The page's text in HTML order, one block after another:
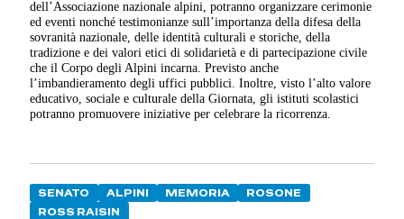
dell’Associazione nazionale alpini, potranno or­ganizzare cerimonie
ed eventi nonché testimonianze sull’importanza della difesa della
sovranità nazionale, delle identità cul­turali e storiche, della
tradizione e dei valori etici di solidarietà e di partecipazione civile
che il Corpo degli Alpini incarna. Previsto anche
l’imbandieramento degli uffici pubblici. Inoltre, visto l’alto valore
educativo, sociale e culturale della Giornata, gli istituti scolastici
potranno promuovere iniziative per celebrare la ricorrenza.
SENATO ALPINI MEMORIA
ROSONE
ROSS RAISIN